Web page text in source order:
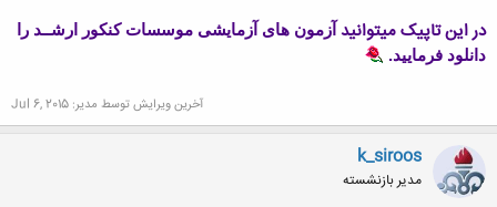
ض
و
ع
در این تاپیک میتوانید آزمون های آزمایشی موسسات کنکور ارشــد را
دانلود فرمایید.
آخرین ویرایش توسط مدیر: Jul 6, 2015
k_siroos
مدیر بازنشسته